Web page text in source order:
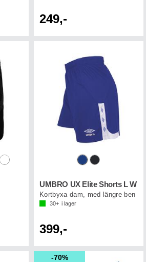
249,-
UMBRO UX Elite Shorts L W
Kortbyxa dam, med längre ben
30+ i lager
399,-
70%